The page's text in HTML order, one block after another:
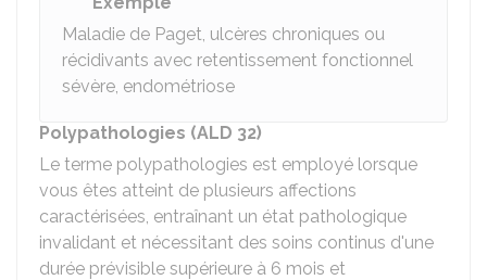
Maladie de Paget, ulcères chroniques ou
récidivants avec retentissement fonctionnel
sévère, endométriose
Polypathologies (ALD 32)
Le terme polypathologies est employé lorsque
vous êtes atteint de plusieurs affections
caractérisées, entraînant un état pathologique
invalidant et nécessitant des soins continus d'une
durée prévisible supérieure à 6 mois et